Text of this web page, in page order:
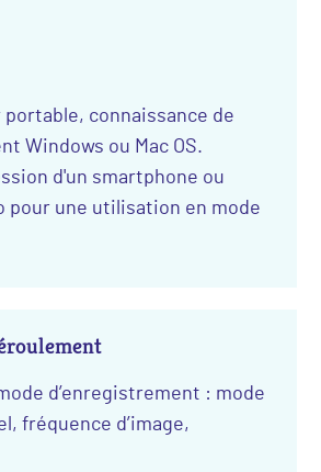
connaissance de
Windows ou Mac OS.
d'un smartphone ou
pour une utilisation en mode
d’enregistrement : mode
fréquence d’image,